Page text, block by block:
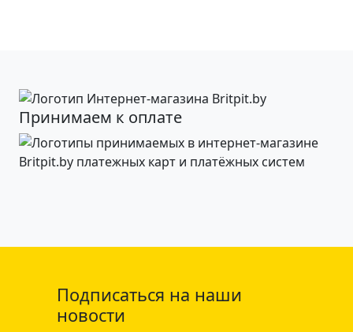
Принимаем к оплате
Подписаться на наши
новости